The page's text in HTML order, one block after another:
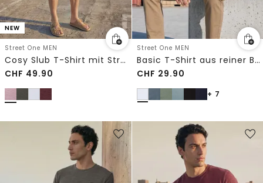
NEW
Street One MEN
Cosy Slub T-Shirt mit Struktur
CHF 49.90
Street One MEN
Basic T-Shirt aus reiner Baumwolle
CHF 29.90
+ 7